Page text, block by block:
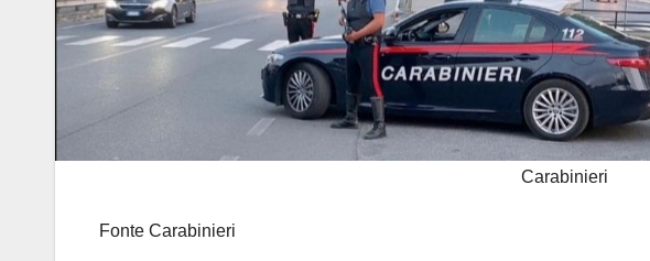
Carabinieri
Fonte Carabinieri